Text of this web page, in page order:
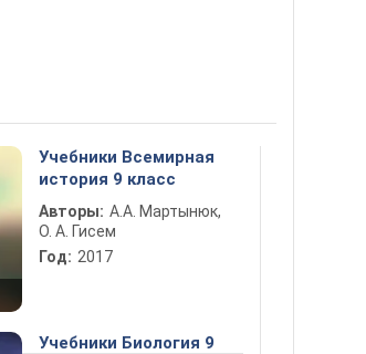
Учебники Всемирная
история 9 класс
Авторы: А.А. Мартынюк,
О. А. Гисем
Год: 2017
Учебники Биология 9